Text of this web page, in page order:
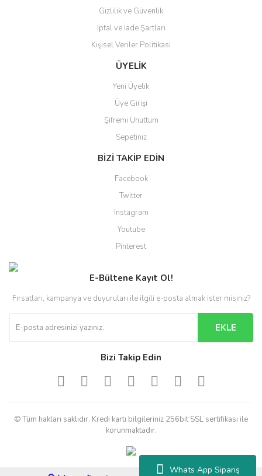
Whats App Sipariş
Gönder
Gizlilik ve Güvenlik
İptal ve İade Şartları
Kişisel Veriler Politikası
ÜYELİK
Yeni Üyelik
Üye Girişi
Şifremi Unuttum
Sepetiniz
BİZİ TAKİP EDİN
Facebook
Twitter
Instagram
Youtube
Pinterest
E-Bültene Kayıt Ol!
Fırsatları, kampanya ve duyuruları ile ilgili e-posta almak ister misiniz?
EKLE
Bizi Takip Edin
© Tüm hakları saklıdır. Kredi kartı bilgileriniz 256bit SSL sertifikası ile
korunmaktadır.